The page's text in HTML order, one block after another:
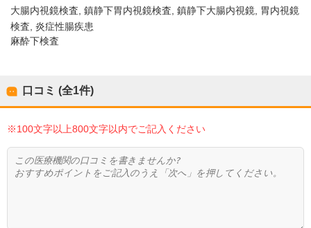
大腸内視鏡検査 鎮静下胃内視鏡検査 鎮静下大腸内視鏡
胃内視鏡
検査 炎症性腸疾患
麻酔下検査
口コミ (全1件)
※100文字以上800文字以内でご記入ください